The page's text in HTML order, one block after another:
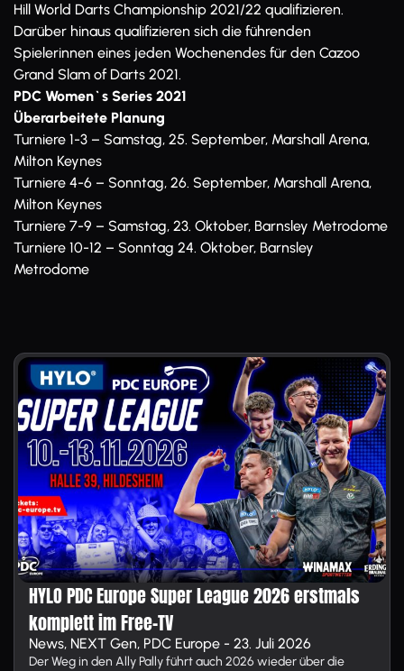
Hill World Darts Championship 2021/22 qualifizieren.
Darüber hinaus qualifizieren sich die führenden
Spielerinnen eines jeden Wochenendes für den Cazoo
Grand Slam of Darts 2021.
PDC Women`s Series 2021
Überarbeitete Planung
Turniere 1-3 – Samstag, 25. September, Marshall Arena,
Milton Keynes
Turniere 4-6 – Sonntag, 26. September, Marshall Arena,
Milton Keynes
Turniere 7-9 – Samstag, 23. Oktober, Barnsley Metrodome
Turniere 10-12 – Sonntag 24. Oktober, Barnsley
Metrodome
HYLO PDC Europe Super League 2026 erstmals
komplett im Free-TV
News, NEXT Gen, PDC Europe - 23. Juli 2026
Der Weg in den Ally Pally führt auch 2026 wieder über die